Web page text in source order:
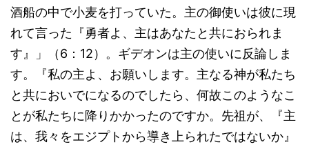
酒船の中で小麦を打っていた。主の御使いは彼に現
れて言った『勇者よ、主はあなたと共におられま
す』」（6：12）。ギデオンは主の使いに反論しま
す。『私の主よ、お願いします。主なる神が私たち
と共においでになるのでしたら、何故このようなこ
とが私たちに降りかかったのですか。先祖が、『主
は、我々をエジプトから導き上られたではないか』